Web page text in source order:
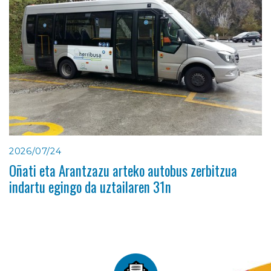
2026/07/24
Oñati eta Arantzazu arteko autobus zerbitzua
indartu egingo da uztailaren 31n